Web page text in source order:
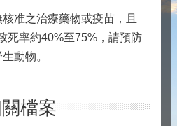
核准之治療藥物或疫苗，且
死率約40%至75%，請預防
動物。
檔案